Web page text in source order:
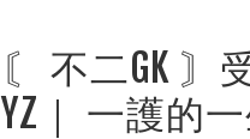
〘 不二GK 〙
YZ｜ 一護的